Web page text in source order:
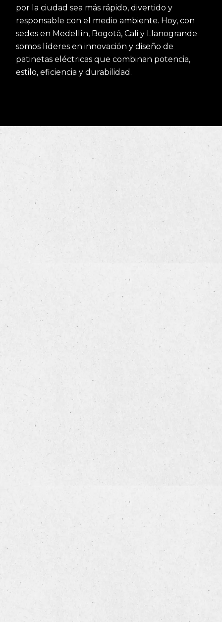
por la ciudad sea más rápido, divertido y
responsable con el medio ambiente. Hoy, con
sedes en Medellín, Bogotá, Cali y Llanogrande
somos líderes en innovación y diseño de
patinetas eléctricas que combinan potencia,
estilo, eficiencia y durabilidad.